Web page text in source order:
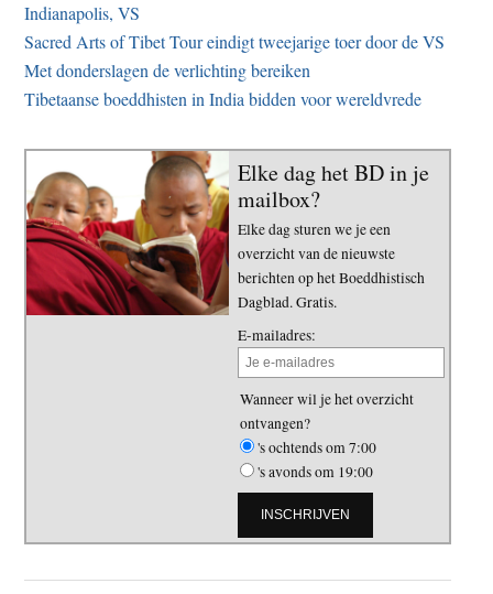
Indianapolis, VS
Sacred Arts of Tibet Tour eindigt tweejarige toer door de VS
Met donderslagen de verlichting bereiken
Tibetaanse boeddhisten in India bidden voor wereldvrede
Elke dag het BD in je
mailbox?
Elke dag sturen we je een
overzicht van de nieuwste
berichten op het Boeddhistisch
Dagblad. Gratis.
E-mailadres:
Wanneer wil je het overzicht
ontvangen?
's ochtends om 7:00
's avonds om 19:00